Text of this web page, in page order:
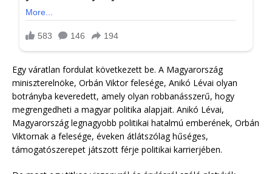
Egy váratlan fordulat következett be. A Magyarország
miniszterelnöke, Orbán Viktor felesége, Anikó Lévai olyan
botrányba keveredett, amely olyan robbanásszerű, hogy
megrengedheti a magyar politika alapjait. Anikó Lévai,
Magyarország legnagyobb politikai hatalmú emberének, Orbán
Viktornak a felesége, éveken átlátszólag hűséges,
támogatószerepet játszott férje politikai karrierjében.